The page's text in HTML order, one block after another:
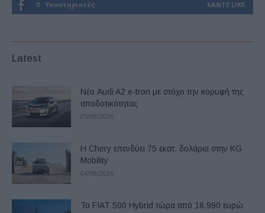
0 Υποστηρικτές ΚΆΝΤΕ LIKE
Latest
Νέο Audi A2 e-tron με στόχο την κορυφή της
αποδοτικότητας
05/08/2026
Η Chery επενδύει 75 εκατ. δολάρια στην KG
Mobility
04/08/2026
Το FIAT 500 Hybrid τώρα από 18.990 ευρώ